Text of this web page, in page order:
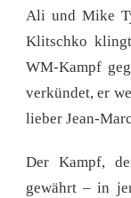
Ali und Mike
Klitschko
WM-Kampf
verkündet, er
lieber Jean-
Der Kampf,
gewährt – in